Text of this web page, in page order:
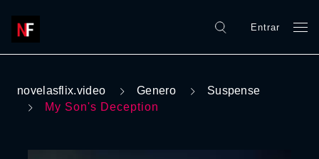
Entrar
novelasflix.video Genero
Suspense
My Son's Deception